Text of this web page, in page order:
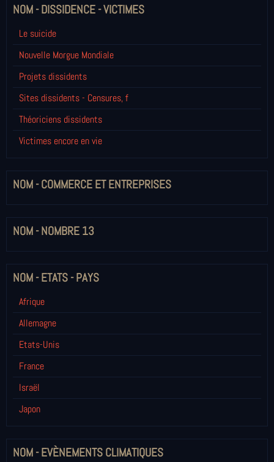
NOM - DISSIDENCE - VICTIMES
Le suicide
Nouvelle Morgue Mondiale
Projets dissidents
Sites dissidents - Censures, f
Théoriciens dissidents
Victimes encore en vie
NOM - COMMERCE ET ENTREPRISES
NOM - NOMBRE 13
NOM - ETATS - PAYS
Afrique
Allemagne
Etats-Unis
France
Israël
Japon
NOM - EVÈNEMENTS CLIMATIQUES